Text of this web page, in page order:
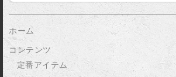
ホーム
コンテンツ
定番アイテム